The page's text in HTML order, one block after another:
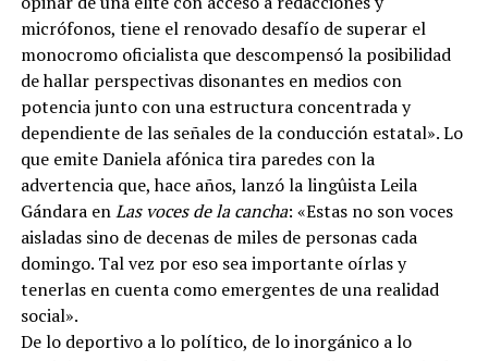
micrófonos, tiene el renovado desafío de superar el
monocromo oficialista que descompensó la posibilidad
de hallar perspectivas disonantes en medios con
potencia junto con una estructura concentrada y
dependiente de las señales de la conducción estatal». Lo
que emite Daniela afónica tira paredes con la
advertencia que, hace años, lanzó la lingûista Leila
Gándara enLas voces de la cancha: «Estas no son voces
aisladas sino de decenas de miles de personas cada
domingo. Tal vez por eso sea importante oírlas y
tenerlas en cuenta como emergentes de una realidad
social».
De lo deportivo a lo político, de lo inorgánico a lo